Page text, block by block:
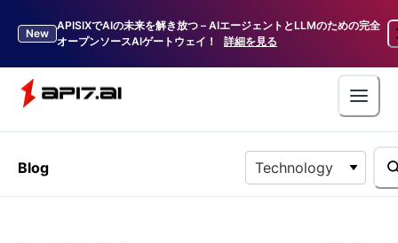
New
APISIXでAIの未来を解き放つ – AIエージェントとLLMのための完全
オープンソースAIゲートウェイ！
詳細を見る
Blog Technology